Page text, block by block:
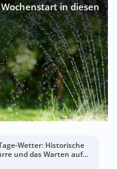
in diesen
Wetter: Historische
und das Warten auf